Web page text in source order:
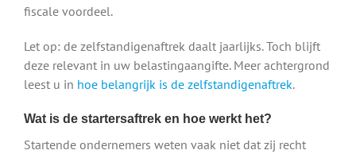
fiscale voordeel.
Let op: de zelfstandigenaftrek daalt jaarlijks. Toch blijft
deze relevant in uw belastingaangifte. Meer achtergrond
leest u in hoe belangrijk is de zelfstandigenaftrek.
Wat is de startersaftrek en hoe werkt het?
Startende ondernemers weten vaak niet dat zij recht